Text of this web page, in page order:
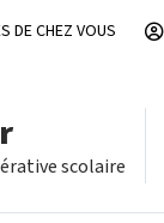
DE CHEZ VOUS
scolaire